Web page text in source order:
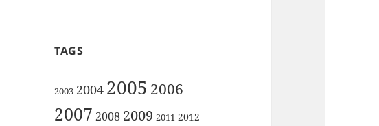
TAGS
2003 2004 2005 2006
2007 2008 2009 2011 2012